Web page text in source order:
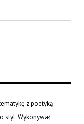
z poetyką
styl. Wykonywał